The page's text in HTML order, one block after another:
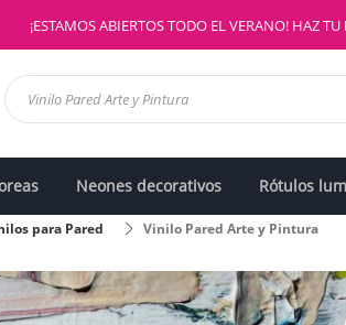
¡ESTAMOS ABIERTOS TODO EL VERANO! HAZ
Neones decorativos Rótulos
para Pared Vinilo Pared Arte y Pintura